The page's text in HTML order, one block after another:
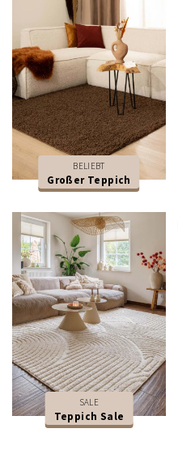
BELIEBT
Großer Teppich
SALE
Teppich Sale